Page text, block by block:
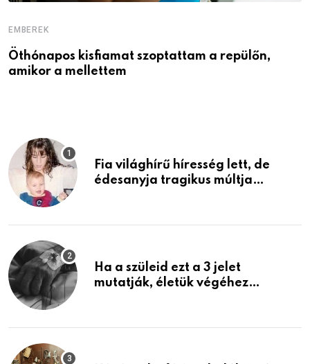
EMBEREK
Öthónapos kisfiamat szoptattam a repülőn,
amikor a mellettem
Fia világhírű híresség lett, de
édesanyja tragikus múltja
Ha a szüleid ezt a 3 jelet
mutatják, életük végéhez